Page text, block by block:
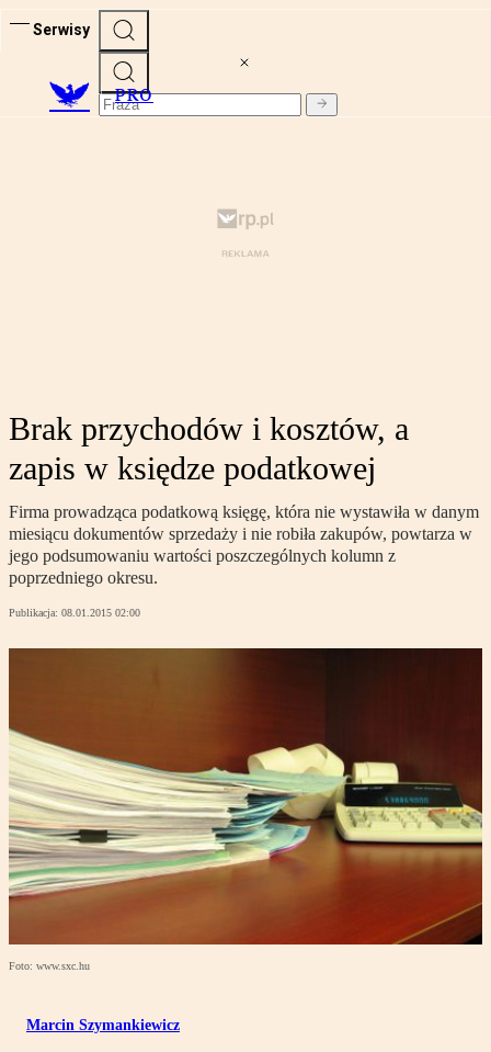
Serwisy
PRO
Brak przychodów i kosztów, a
zapis w księdze podatkowej
Firma prowadząca podatkową księgę, która nie wystawiła w danym
miesiącu dokumentów sprzedaży i nie robiła zakupów, powtarza w
jego podsumowaniu wartości poszczególnych kolumn z
poprzedniego okresu.
Publikacja: 08.01.2015 02:00
Foto: www.sxc.hu
Marcin Szymankiewicz